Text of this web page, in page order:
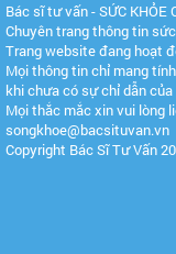
Bác sĩ tư vấn - SỨC KHỎE
Chuyên trang thông tin
Trang website đang hoạt
Mọi thông tin chỉ mang
khi chưa có sự chỉ dẫn
Mọi thắc mắc xin vui lòng
songkhoe@bacsituvan.vn
Copyright Bác Sĩ Tư Vấn